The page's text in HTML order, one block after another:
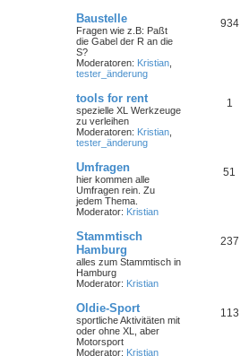
Baustelle
Fragen wie z.B: Paßt
die Gabel der R an die
S?
Moderatoren: Kristian
tester_änderung
934
tools for rent
spezielle XL Werkzeuge
zu verleihen
Moderatoren: Kristian
tester_änderung
1
Umfragen
hier kommen alle
Umfragen rein. Zu
jedem Thema.
Moderator: Kristian
51
Stammtisch
Hamburg
alles zum Stammtisch in
Hamburg
Moderator: Kristian
237
Oldie-Sport
sportliche Aktivitäten mit
oder ohne XL, aber
Motorsport
Moderator: Kristian
113